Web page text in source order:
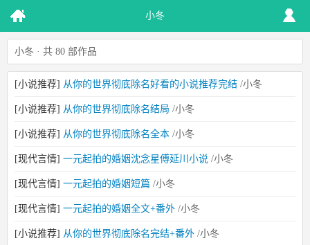
小冬
小冬 · 共 80 部作品
[小说推荐] 从你的世界彻底除名好看的小说推荐完结 /小冬
[小说推荐] 从你的世界彻底除名结局 /小冬
[小说推荐] 从你的世界彻底除名全本 /小冬
[现代言情] 一元起拍的婚姻沈念星傅延川小说 /小冬
[现代言情] 一元起拍的婚姻短篇 /小冬
[现代言情] 一元起拍的婚姻全文+番外 /小冬
[小说推荐] 从你的世界彻底除名完结+番外 /小冬